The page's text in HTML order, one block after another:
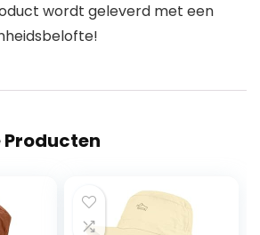
wordt geleverd met een